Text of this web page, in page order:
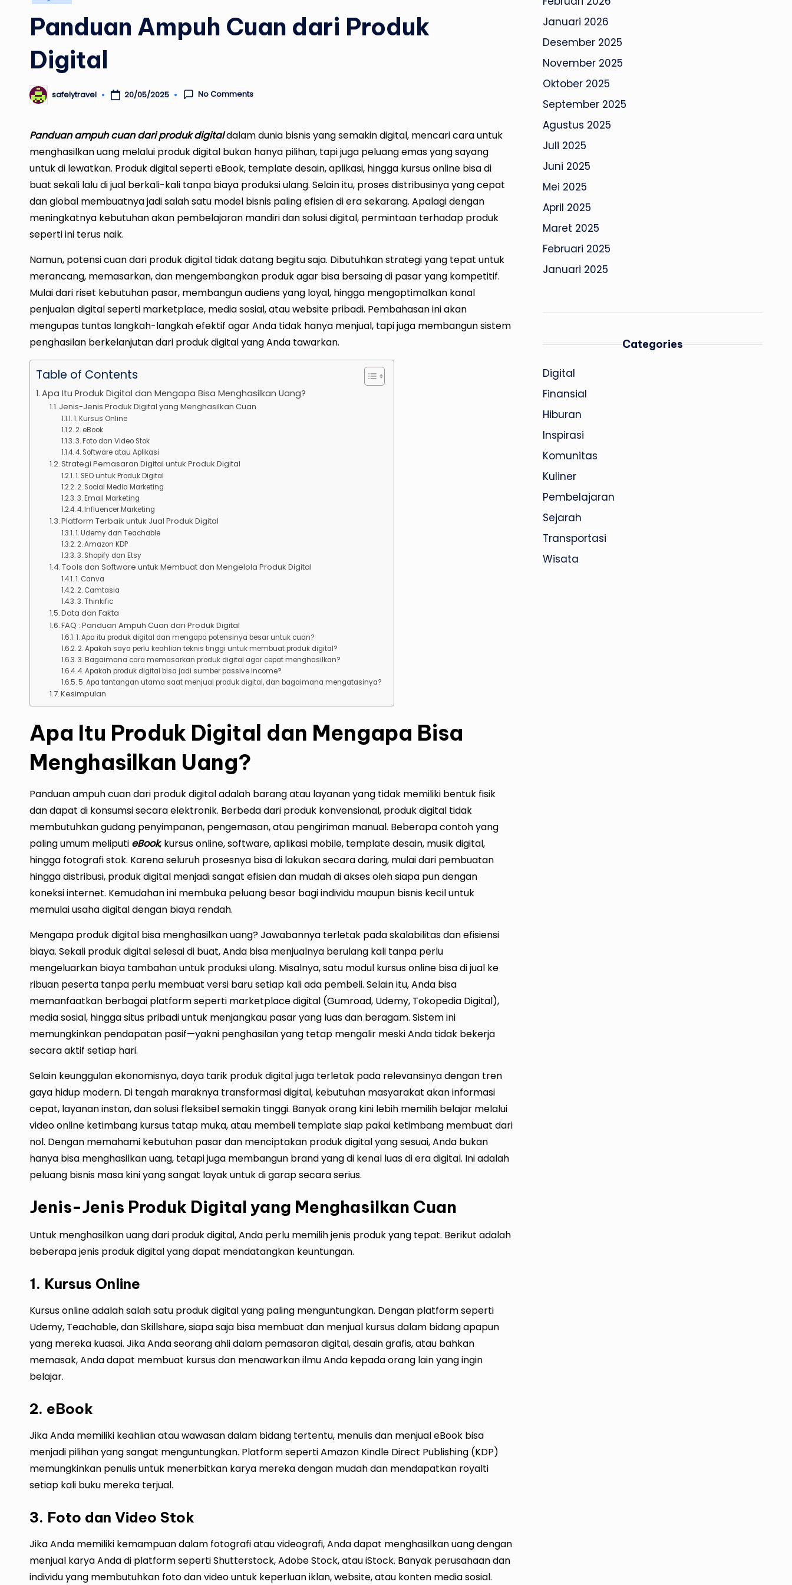
Panduan Ampuh Cuan dari Produk
Digital
Posted
by
safelytravel 20/05/2025 No Comments
Panduan ampuh cuan dari produk digitaldalam dunia bisnis yang semakin digital, mencari cara untuk
menghasilkan uang melalui produk digital bukan hanya pilihan, tapi juga peluang emas yang sayang
untuk di lewatkan. Produk digital seperti eBook, template desain, aplikasi, hingga kursus online bisa di
buat sekali lalu di jual berkali-kali tanpa biaya produksi ulang. Selain itu, proses distribusinya yang cepat
dan global membuatnya jadi salah satu model bisnis paling efisien di era sekarang. Apalagi dengan
meningkatnya kebutuhan akan pembelajaran mandiri dan solusi digital, permintaan terhadap produk
seperti ini terus naik.
Namun, potensi cuan dari produk digital tidak datang begitu saja. Dibutuhkan strategi yang tepat untuk
merancang, memasarkan, dan mengembangkan produk agar bisa bersaing di pasar yang kompetitif.
Mulai dari riset kebutuhan pasar, membangun audiens yang loyal, hingga mengoptimalkan kanal
penjualan digital seperti marketplace, media sosial, atau website pribadi. Pembahasan ini akan
mengupas tuntas langkah-langkah efektif agar Anda tidak hanya menjual, tapi juga membangun sistem
penghasilan berkelanjutan dari produk digital yang Anda tawarkan.
Table of Contents
Apa Itu Produk Digital dan Mengapa Bisa Menghasilkan Uang?
Jenis-Jenis Produk Digital yang Menghasilkan Cuan
1. Kursus Online
2. eBook
3. Foto dan Video Stok
4. Software atau Aplikasi
Strategi Pemasaran Digital untuk Produk Digital
1. SEO untuk Produk Digital
2. Social Media Marketing
3. Email Marketing
4. Influencer Marketing
Platform Terbaik untuk Jual Produk Digital
1. Udemy dan Teachable
2. Amazon KDP
3. Shopify dan Etsy
Tools dan Software untuk Membuat dan Mengelola Produk Digital
1. Canva
2. Camtasia
3. Thinkific
Data dan Fakta
FAQ : Panduan Ampuh Cuan dari Produk Digital
1. Apa itu produk digital dan mengapa potensinya besar untuk cuan?
2. Apakah saya perlu keahlian teknis tinggi untuk membuat produk digital?
3. Bagaimana cara memasarkan produk digital agar cepat menghasilkan?
4. Apakah produk digital bisa jadi sumber passive income?
5. Apa tantangan utama saat menjual produk digital, dan bagaimana mengatasinya?
Kesimpulan
Apa Itu Produk Digital dan Mengapa Bisa
Menghasilkan Uang?
Panduan ampuh cuan dari produk digital adalah barang atau layanan yang tidak memiliki bentuk fisik
dan dapat di konsumsi secara elektronik. Berbeda dari produk konvensional, produk digital tidak
membutuhkan gudang penyimpanan, pengemasan, atau pengiriman manual. Beberapa contoh yang
paling umum meliputi eBook, kursus online, software, aplikasi mobile, template desain, musik digital,
hingga fotografi stok. Karena seluruh prosesnya bisa di lakukan secara daring, mulai dari pembuatan
hingga distribusi, produk digital menjadi sangat efisien dan mudah di akses oleh siapa pun dengan
koneksi internet. Kemudahan ini membuka peluang besar bagi individu maupun bisnis kecil untuk
memulai usaha digital dengan biaya rendah.
Mengapa produk digital bisa menghasilkan uang? Jawabannya terletak pada skalabilitas dan efisiensi
biaya. Sekali produk digital selesai di buat, Anda bisa menjualnya berulang kali tanpa perlu
mengeluarkan biaya tambahan untuk produksi ulang. Misalnya, satu modul kursus online bisa di jual ke
ribuan peserta tanpa perlu membuat versi baru setiap kali ada pembeli. Selain itu, Anda bisa
memanfaatkan berbagai platform seperti marketplace digital (Gumroad, Udemy, Tokopedia Digital),
media sosial, hingga situs pribadi untuk menjangkau pasar yang luas dan beragam. Sistem ini
memungkinkan pendapatan pasif—yakni penghasilan yang tetap mengalir meski Anda tidak bekerja
secara aktif setiap hari.
Selain keunggulan ekonomisnya, daya tarik produk digital juga terletak pada relevansinya dengan tren
gaya hidup modern. Di tengah maraknya transformasi digital, kebutuhan masyarakat akan informasi
cepat, layanan instan, dan solusi fleksibel semakin tinggi. Banyak orang kini lebih memilih belajar melalui
video online ketimbang kursus tatap muka, atau membeli template siap pakai ketimbang membuat dari
nol. Dengan memahami kebutuhan pasar dan menciptakan produk digital yang sesuai, Anda bukan
hanya bisa menghasilkan uang, tetapi juga membangun brand yang di kenal luas di era digital. Ini adalah
peluang bisnis masa kini yang sangat layak untuk di garap secara serius.
Jenis-Jenis Produk Digital yang Menghasilkan Cuan
Untuk menghasilkan uang dari produk digital, Anda perlu memilih jenis produk yang tepat. Berikut adalah
beberapa jenis produk digital yang dapat mendatangkan keuntungan.
1. Kursus Online
Kursus online adalah salah satu produk digital yang paling menguntungkan. Dengan platform seperti
Udemy, Teachable, dan Skillshare, siapa saja bisa membuat dan menjual kursus dalam bidang apapun
yang mereka kuasai. Jika Anda seorang ahli dalam pemasaran digital, desain grafis, atau bahkan
memasak, Anda dapat membuat kursus dan menawarkan ilmu Anda kepada orang lain yang ingin
belajar.
2. eBook
Jika Anda memiliki keahlian atau wawasan dalam bidang tertentu, menulis dan menjual eBook bisa
menjadi pilihan yang sangat menguntungkan. Platform seperti Amazon Kindle Direct Publishing (KDP)
memungkinkan penulis untuk menerbitkan karya mereka dengan mudah dan mendapatkan royalti
setiap kali buku mereka terjual.
3. Foto dan Video Stok
Jika Anda memiliki kemampuan dalam fotografi atau videografi, Anda dapat menghasilkan uang dengan
menjual karya Anda di platform seperti Shutterstock, Adobe Stock, atau iStock. Banyak perusahaan dan
individu yang membutuhkan foto dan video untuk keperluan iklan, website, atau konten media sosial.
Januari 2026
Desember 2025
November 2025
Oktober 2025
September 2025
Agustus 2025
Juli 2025
Juni 2025
Mei 2025
April 2025
Maret 2025
Februari 2025
Januari 2025
Categories
Digital
Finansial
Hiburan
Inspirasi
Komunitas
Kuliner
Pembelajaran
Sejarah
Transportasi
Wisata